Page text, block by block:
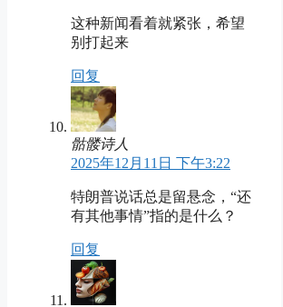
这种新闻看着就紧张，希望
别打起来
回复
骷髅诗人
2025年12月11日 下午3:22
特朗普说话总是留悬念，“还
有其他事情”指的是什么？
回复